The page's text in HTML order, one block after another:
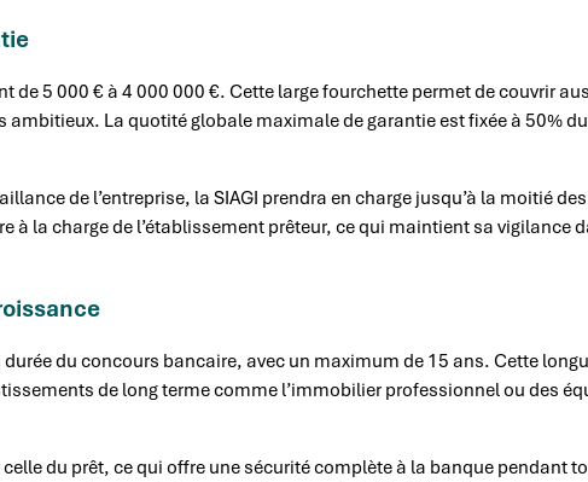
de 5 000 € à 4 000 000 €. Cette large fourchette permet de couvrir
La quotité globale maximale de garantie est fixée à 50%
de l’entreprise, la SIAGI prendra en charge jusqu’à la moitié
à la charge de l’établissement prêteur, ce qui maintient sa vigilance
du concours bancaire, avec un maximum de 15 ans. Cette
de long terme comme l’immobilier professionnel ou des
du prêt, ce qui offre une sécurité complète à la banque pendant